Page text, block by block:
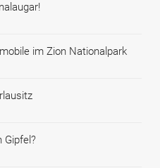
im Zion Nationalpark
Gipfel?